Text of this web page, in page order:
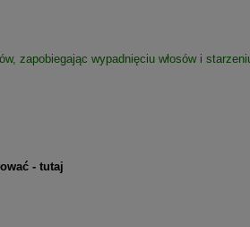
zapobiegając wypadnięciu włosów i
- tutaj